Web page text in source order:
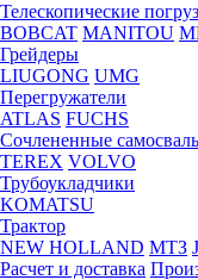
Телескопические
BOBCAT MANITOU
Грейдеры
LIUGONG UMG
Перегружатели
ATLAS FUCHS
Сочлененные
TEREX VOLVO
Трубоукладчики
KOMATSU
Трактор
NEW HOLLAND МТЗ
Расчет и доставка